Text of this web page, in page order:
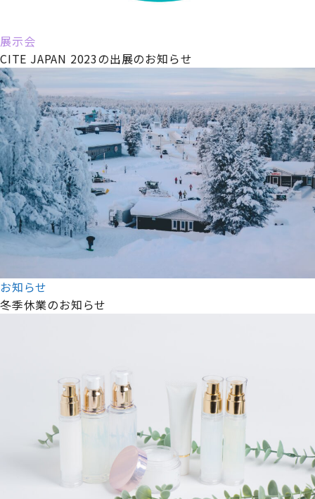
展示会
CITE JAPAN 2023の出展のお知らせ
お知らせ
冬季休業のお知らせ